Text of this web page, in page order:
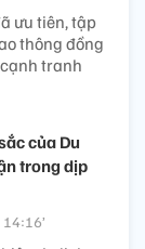
ưu tiên, tập
thông đồng
tranh
của Du
trong dịp